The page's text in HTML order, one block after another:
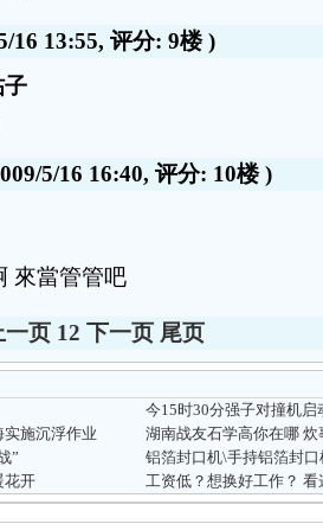
16 13:55, 评分: 9楼)
子
5/16 16:40, 评分: 10楼)
來當管管吧
一页 12 下一页 尾页
今15时30分强子对撞机启
施沉浮作业
湖南战友石学高你在哪
”
铝箔封口机\手持铝箔封
花开
工资低？想换好工作？ 看